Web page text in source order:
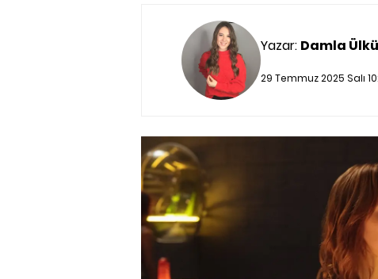
Yazar: Damla Ülkü
29 Temmuz 2025 Salı